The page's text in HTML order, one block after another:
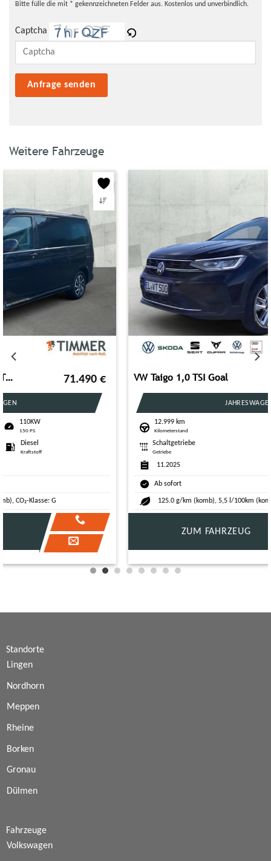
Bitte fülle die mit * gekennzeichneten Felder aus. Kostenlos und unverbindlich.
Bitte lasse dieses Feld leer.
Captcha
Weitere Fahrzeuge
VW Taigo 1,0 TSI Goal 24.990
JAHRESWAGEN
12.999 km 85KW
116 PS
Schaltgetriebe
Getriebe
Benzin
125.0 g/km (komb), 5,5 l/100km (komb), CO₂-Klasse: D
ZUM FAHRZEUG
Standorte
Lingen
Nordhorn
Meppen
Rheine
Borken
Gronau
Dülmen
Fahrzeuge
Volkswagen